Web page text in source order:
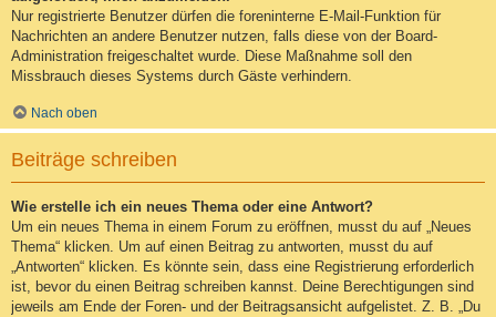
Nur registrierte Benutzer dürfen die foreninterne E-Mail-Funktion für
Nachrichten an andere Benutzer nutzen, falls diese von der Board-
Administration freigeschaltet wurde. Diese Maßnahme soll den
Missbrauch dieses Systems durch Gäste verhindern.
Nach oben
Beiträge schreiben
Wie erstelle ich ein neues Thema oder eine Antwort?
Um ein neues Thema in einem Forum zu eröffnen, musst du auf „Neues
Thema“ klicken. Um auf einen Beitrag zu antworten, musst du auf
„Antworten“ klicken. Es könnte sein, dass eine Registrierung erforderlich
ist, bevor du einen Beitrag schreiben kannst. Deine Berechtigungen sind
jeweils am Ende der Foren- und der Beitragsansicht aufgelistet. Z. B. „Du